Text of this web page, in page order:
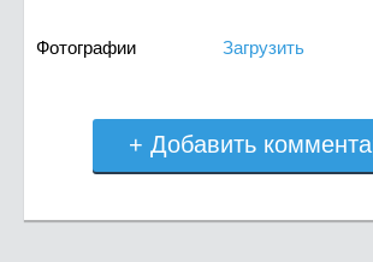
Фотографии Загрузить
+ Добавить